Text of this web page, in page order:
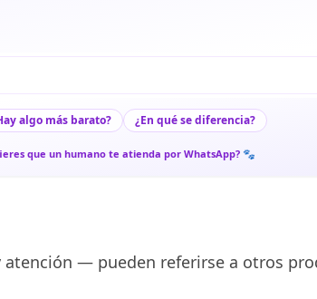
algo más barato? ¿En qué se diferencia?
que un humano te atienda por WhatsApp? 🐾
— pueden referirse a otros